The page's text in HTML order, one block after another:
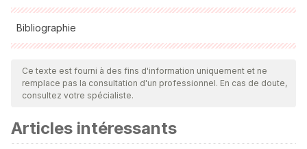
Bibliographie
Toutes les sources citées ont été examinées en profondeur
par notre équipe pour garantir leur qualité, leur fiabilité, leur
actualité et leur validité. La bibliographie de cet article a été
ou scientifique
Excessive Barking, Whining, and Crying. (2021). The Anti-
Ce texte est fourni à des fins d'information uniquement et ne
remplace pas la consultation d'un professionnel. En cas de doute,
consultez votre spécialiste.
Articles intéressants